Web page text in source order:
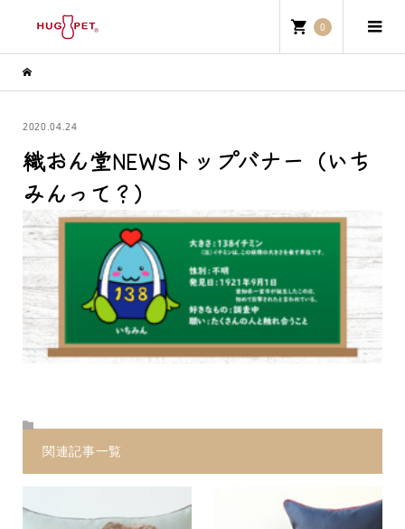
0
2020.04.24
織おん堂NEWSトップバナー（いち
みんって？）
関連記事一覧